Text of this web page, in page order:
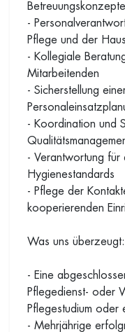
Betreuungskonzepte
-
Pflege und der
- Kollegiale
Mitarbeitenden
- Sicherstellung
- Koordination und
- Verantwortung für
Hygienestandards
- Pflege der
kooperierenden
Was uns überzeugt:
- Eine
Pflegedienst- oder
Pflegestudium oder
- Mehrjährige